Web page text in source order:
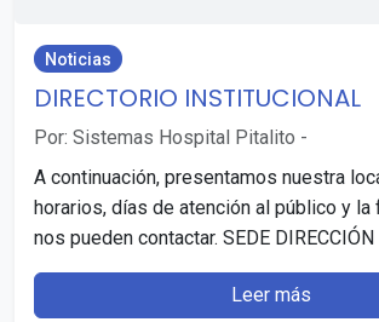
Noticias
DIRECTORIO INSTITUCIONAL
Por: Sistemas Hospital Pitalito -
A continuación, presentamos nuestra
horarios, días de atención al público y la
nos pueden contactar. SEDE DIRECCIÓN
DÍAS…
Leer más